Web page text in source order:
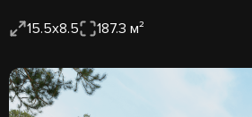
15.5x8.5 187.3 м²